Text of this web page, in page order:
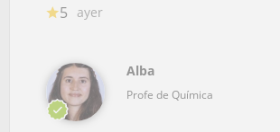
5 ayer
Alba
Profe de Química